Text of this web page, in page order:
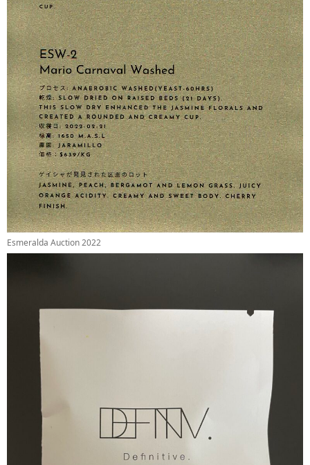
Esmeralda Auction 2022